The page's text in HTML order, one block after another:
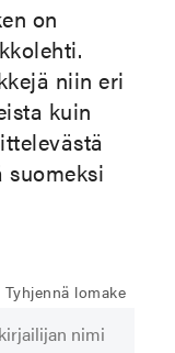
on
niin eri
kuin
Tyhjennä lomake